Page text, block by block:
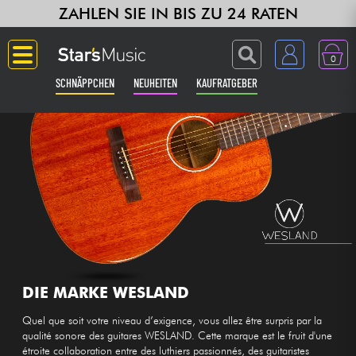
ZAHLEN SIE IN BIS ZU 24 RATEN
0
SCHNÄPPCHEN NEUHEITEN KAUFRATGEBER
Langue
Gitarre & Bass
Verstärker & Effekte
Klaviere & Piano
Synths & samplers
DIE MARKE WESLAND
Quel que soit votre niveau d’exigence, vous allez être surpris par la
qualité sonore des guitares WESLAND. Cette marque est le fruit d'une
étroite collaboration entre des luthiers passionnés, des guitaristes